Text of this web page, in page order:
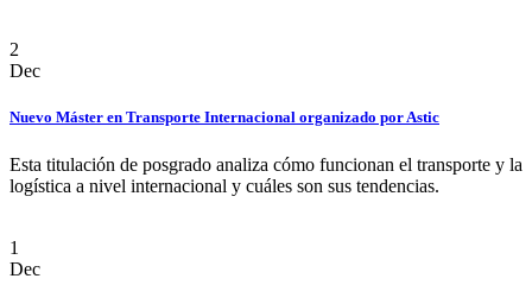
2
Dec
Nuevo Máster en Transporte Internacional organizado por Astic
Esta titulación de posgrado analiza cómo funcionan el transporte y la
logística a nivel internacional y cuáles son sus tendencias.
1
Dec